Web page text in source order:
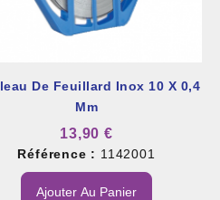
De Feuillard Inox 10 X 0,4
Mm
13,90 €
Référence : 1142001
Ajouter Au Panier